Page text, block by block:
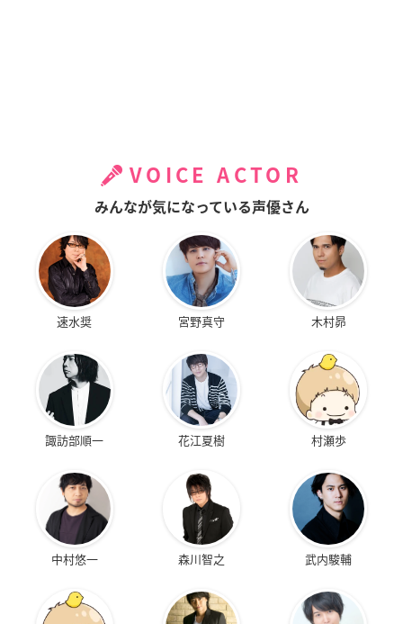
VOICE ACTOR
みんなが気になっている声優さん
速水奨 宮野真守 木村昴
諏訪部順一 花江夏樹 村瀬歩
中村悠一 森川智之 武内駿輔